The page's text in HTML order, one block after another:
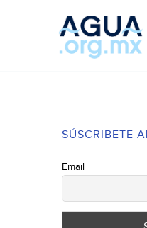
SÚSCRIBETE
Email